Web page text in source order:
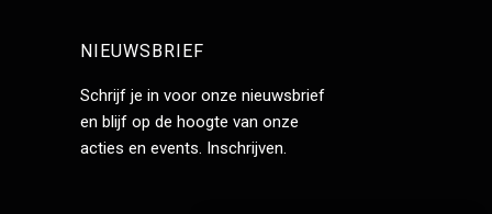
NIEUWSBRIEF
Schrijf je in voor onze nieuwsbrief
en blijf op de hoogte van onze
acties en events. Inschrijven.